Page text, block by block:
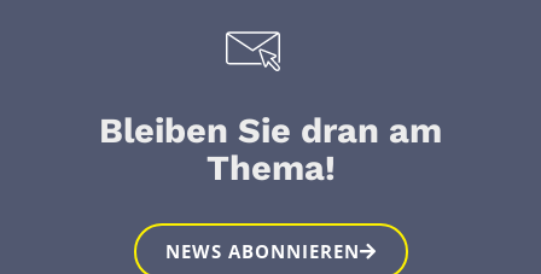
Bleiben Sie dran am
Thema!
NEWS ABONNIEREN